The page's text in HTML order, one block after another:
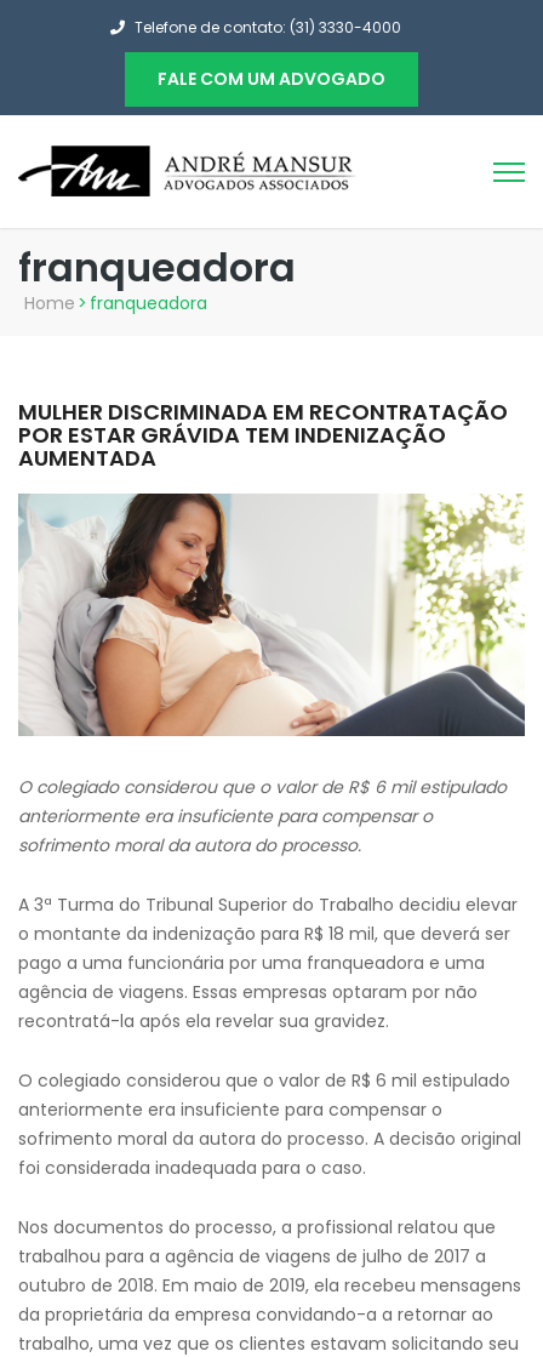
Telefone de contato: (31) 3330-4000
FALE COM UM ADVOGADO
franqueadora
Home > franqueadora
MULHER DISCRIMINADA EM RECONTRATAÇÃO
POR ESTAR GRÁVIDA TEM INDENIZAÇÃO
AUMENTADA
O colegiado considerou que o valor de R$ 6 mil estipulado
anteriormente era insuficiente para compensar o
sofrimento moral da autora do processo.
A 3ª Turma do Tribunal Superior do Trabalho decidiu elevar
o montante da indenização para R$ 18 mil, que deverá ser
pago a uma funcionária por uma franqueadora e uma
agência de viagens. Essas empresas optaram por não
recontratá-la após ela revelar sua gravidez.
O colegiado considerou que o valor de R$ 6 mil estipulado
anteriormente era insuficiente para compensar o
sofrimento moral da autora do processo. A decisão original
foi considerada inadequada para o caso.
Nos documentos do processo, a profissional relatou que
trabalhou para a agência de viagens de julho de 2017 a
outubro de 2018. Em maio de 2019, ela recebeu mensagens
da proprietária da empresa convidando-a a retornar ao
trabalho, uma vez que os clientes estavam solicitando seu